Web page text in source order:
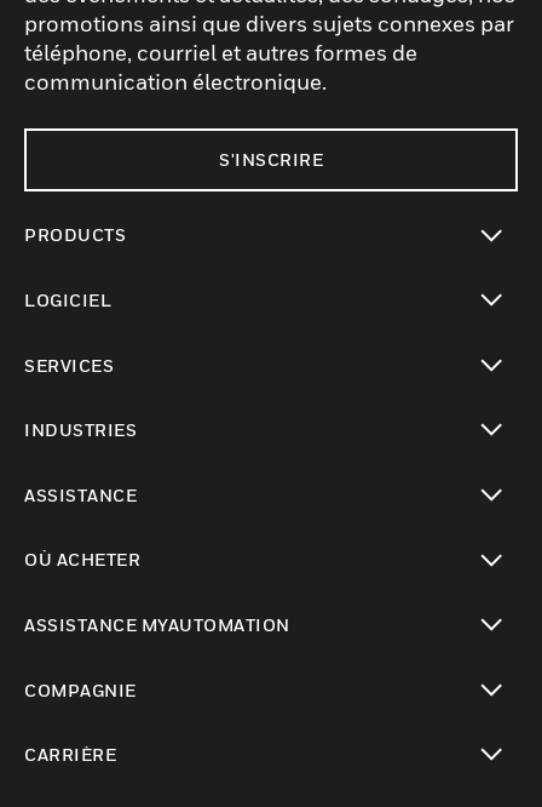
promotions ainsi que divers sujets connexes par
téléphone, courriel et autres formes de
communication électronique.
S'INSCRIRE
PRODUCTS
LOGICIEL
SERVICES
INDUSTRIES
ASSISTANCE
OÙ ACHETER
ASSISTANCE MYAUTOMATION
COMPAGNIE
CARRIÈRE